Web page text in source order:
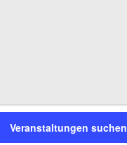
Veranstaltungen suchen